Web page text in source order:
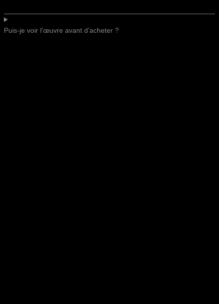
Puis-je voir l’œuvre avant d’acheter ?